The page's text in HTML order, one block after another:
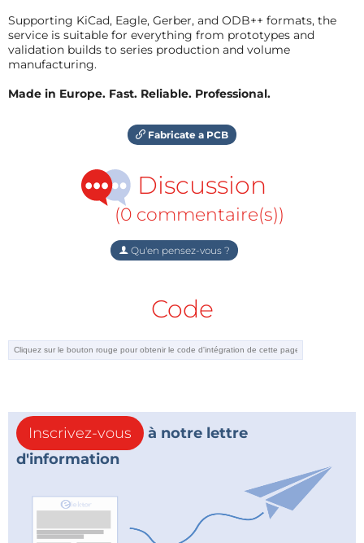
Supporting KiCad, Eagle, Gerber, and ODB++ formats, the
service is suitable for everything from prototypes and
validation builds to series production and volume
manufacturing.
Made in Europe. Fast. Reliable. Professional.
Fabricate a PCB
Discussion
(0 commentaire(s))
Qu'en pensez-vous ?
Code
Inscrivez-vous
à notre lettre
d'information